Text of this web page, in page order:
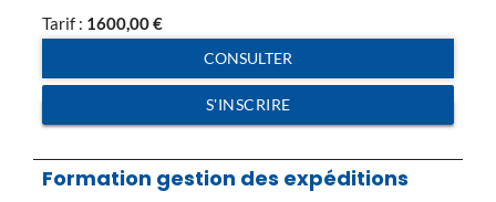
Tarif : 1600,00€
CONSULTER
S'INSCRIRE
Formation gestion des expéditions